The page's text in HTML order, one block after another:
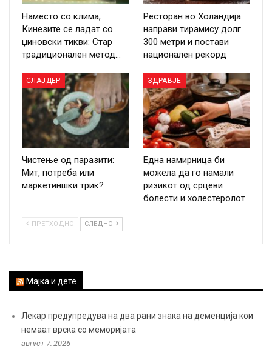
Наместо со клима,
Кинезите се ладат со
џиновски тикви: Стар
традиционален метод…
Ресторан во Холандија
направи тирамису долг
300 метри и постави
национален рекорд
СЛАЈДЕР
Чистење од паразити:
Мит, потреба или
маркетиншки трик?
ЗДРАВЈЕ
Една намирница би
можела да го намали
ризикот од срцеви
болести и холестеролот
ПРЕТХОДНО СЛЕДНО
Мајка и дете
Лекар предупредува на два рани знака на деменција кои
немаат врска со меморијата
август 7, 2026